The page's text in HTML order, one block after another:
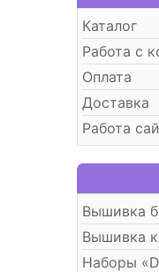
Каталог
Работа с
Оплата
Доставка
Работа
Вышивка
Вышивка
Наборы